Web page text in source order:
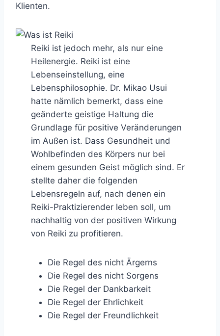
Klienten.
Reiki ist jedoch mehr, als nur eine
Heilenergie. Reiki ist eine
Lebenseinstellung, eine
Lebensphilosophie. Dr. Mikao Usui
hatte nämlich bemerkt, dass eine
geänderte geistige Haltung die
Grundlage für positive Veränderungen
im Außen ist. Dass Gesundheit und
Wohlbefinden des Körpers nur bei
einem gesunden Geist möglich sind. Er
stellte daher die folgenden
Lebensregeln auf, nach denen ein
Reiki-Praktizierender leben soll, um
nachhaltig von der positiven Wirkung
von Reiki zu profitieren.
Die Regel des nicht Ärgerns
Die Regel des nicht Sorgens
Die Regel der Dankbarkeit
Die Regel der Ehrlichkeit
Die Regel der Freundlichkeit